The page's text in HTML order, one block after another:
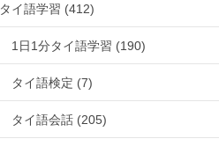
タイ語学習 (412)
1日1分タイ語学習 (190)
タイ語検定 (7)
タイ語会話 (205)